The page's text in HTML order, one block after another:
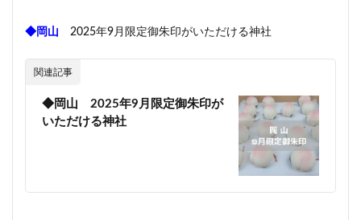
◆岡山 2025年9月限定御朱印がいただける神社
関連記事
◆岡山 2025年9月限定御朱印が
いただける神社